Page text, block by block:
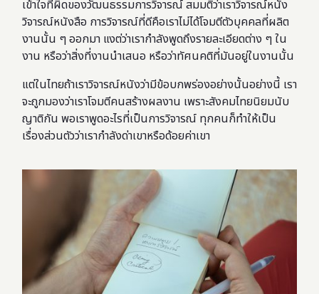
เข้าใจที่ผิดของวัฒนธรรมการวิจารณ์ สมมติว่าเราวิจารณ์หนัง
วิจารณ์หนังสือ การวิจารณ์ที่ดีคือเราไม่ได้โจมตีตัวบุคคลที่ผลิต
งานนั้น ๆ ออกมา แงต่ว่าเรากำลังพูดถึงรายละเอียดต่าง ๆ ใน
งาน หรือว่าสิ่งที่งานนำเสนอ หรือว่าทัศนคติที่มันอยู่ในงานนั้น
แต่ในไทยถ้าเราวิจารณ์หนังว่ามีข้อบกพร่องอย่างนั้นอย่างนี้ เรา
จะถูกมองว่าเราโจมตีคนสร้างผลงาน เพราะสังคมไทยนิยมนับ
ญาติกัน พอเราพูดอะไรที่เป็นการวิจารณ์ ทุกคนก็ทำให้เป็น
เรื่องส่วนตัวว่าเรากำลังด่าเขาหรือด้อยค่าเขา